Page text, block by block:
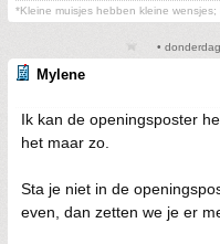
*Kleine muisjes hebben kleine
•
Mylene
Ik kan de openingsposter
het maar zo.
Sta je niet in de
even, dan zetten we je er